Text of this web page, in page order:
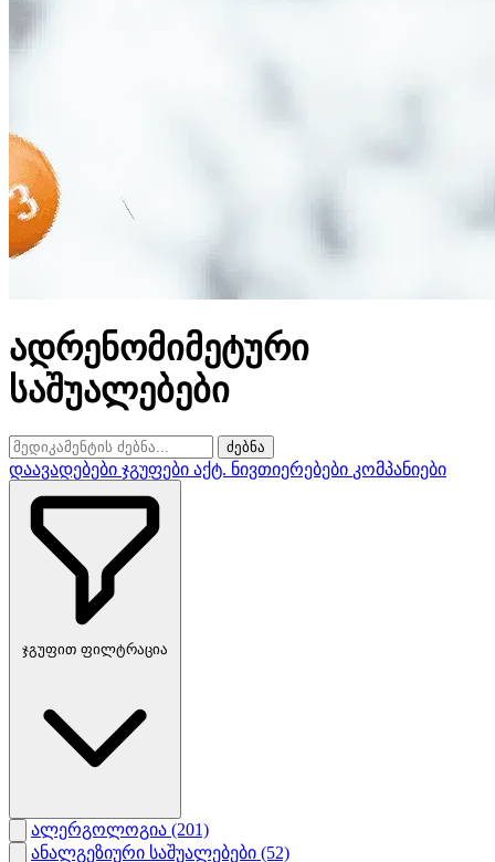
ადრენომიმეტური
საშუალებები
ძებნა
დაავადებები ჯგუფები აქტ. ნივთიერებები კომპანიები
ჯგუფით ფილტრაცია
ალერგოლოგია (201)
ანალგეზიური საშუალებები (52)